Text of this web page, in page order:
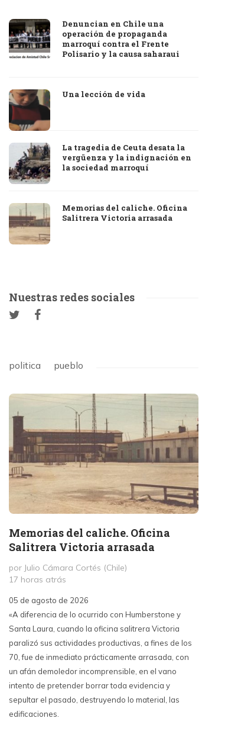
Denuncian en Chile una
operación de propaganda
marroquí contra el Frente
Polisario y la causa saharaui
Una lección de vida
La tragedia de Ceuta desata la
vergüenza y la indignación en
la sociedad marroquí
Memorias del caliche. Oficina
Salitrera Victoria arrasada
Nuestras redes sociales
politica pueblo
Memorias del caliche. Oficina
Salitrera Victoria arrasada
por Julio Cámara Cortés (Chile)
17 horas atrás
05 de agosto de 2026
«A diferencia de lo ocurrido con Humberstone y
Santa Laura, cuando la oficina salitrera Victoria
paralizó sus actividades productivas, a fines de los
70, fue de inmediato prácticamente arrasada, con
un afán demoledor incomprensible, en el vano
intento de pretender borrar toda evidencia y
sepultar el pasado, destruyendo lo material, las
edificaciones.